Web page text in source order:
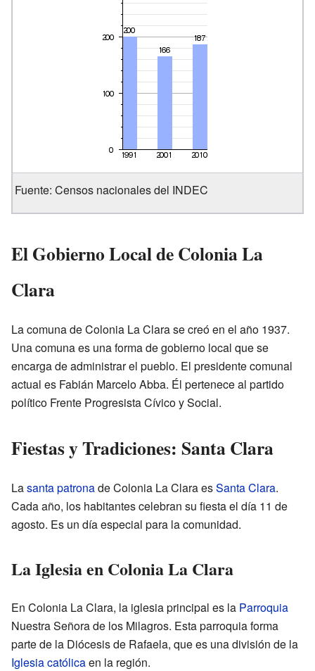
Fuente: Censos nacionales del INDEC
El Gobierno Local de Colonia La
Clara
La comuna de Colonia La Clara se creó en el año 1937.
Una comuna es una forma de gobierno local que se
encarga de administrar el pueblo. El presidente comunal
actual es Fabián Marcelo Abba. Él pertenece al partido
político Frente Progresista Cívico y Social.
Fiestas y Tradiciones: Santa Clara
Lasanta patronade Colonia La Clara esSanta Clara.
Cada año, los habitantes celebran su fiesta el día 11 de
agosto. Es un día especial para la comunidad.
La Iglesia en Colonia La Clara
En Colonia La Clara, la iglesia principal es la Parroquia
Nuestra Señora de los Milagros. Esta parroquia forma
parte de la Diócesis de Rafaela, que es una división de la
Iglesia católicaen la región.